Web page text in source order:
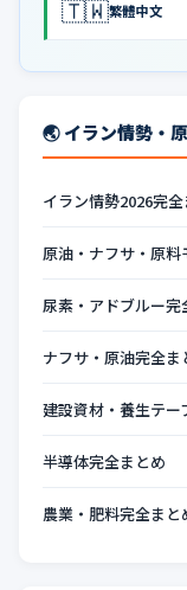
🇹🇼繁體中文
🌏 イラン情勢・
イラン情勢2026完
原油・ナフサ・原料
尿素・アドブルー完
ナフサ・原油完全ま
建設資材・養生テー
半導体完全まとめ
農業・肥料完全まと